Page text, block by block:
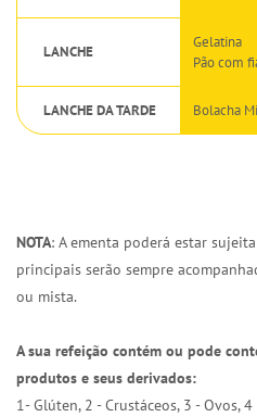
LANCHE
Gelatina
Pão com
LANCHE DA TARDE Bolacha
NOTA: A ementa poderá estar
principais serão sempre
ou mista.
A sua refeição contém ou pode
produtos e seus derivados:
1- Glúten, 2 - Crustáceos, 3 - Ovos,